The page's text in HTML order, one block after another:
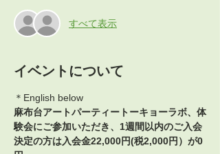
すべて表示
イベントについて
＊English below
麻布台アートパーティートーキョーラボ、体
験会にご参加いただき、1週間以内のご入会
決定の方は入会金22,000円(税2,000円）が0